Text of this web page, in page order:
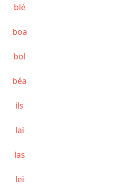
blé
boa
bol
béa
ils
lai
las
lei